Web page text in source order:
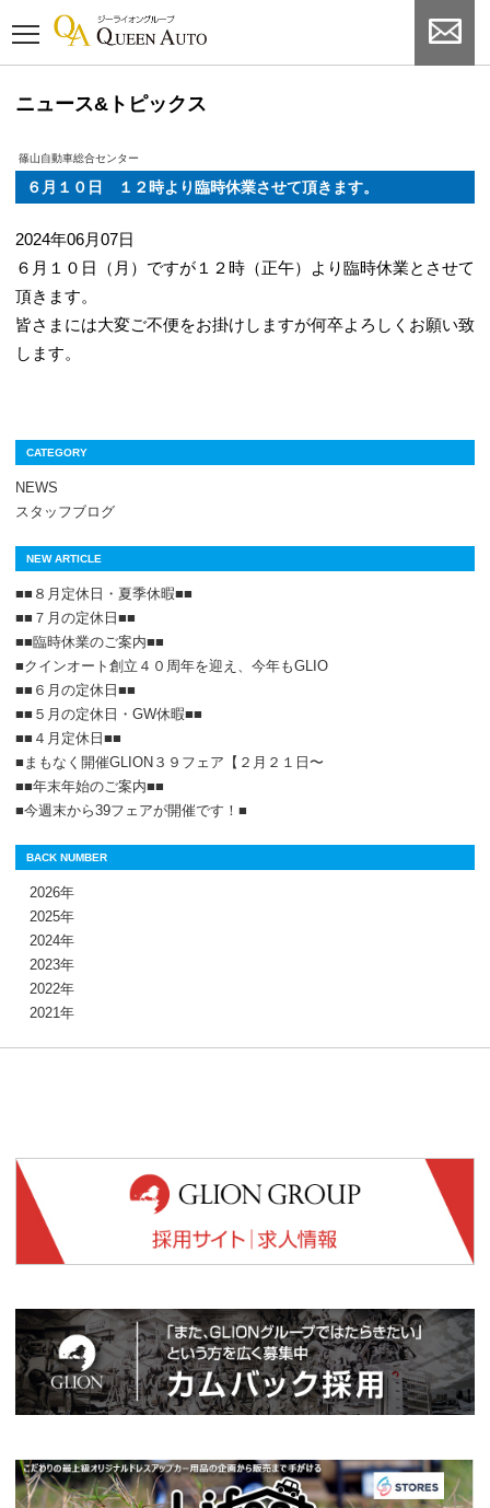
ニュース&トピックス
篠山自動車総合センター
６月１０日 １２時より臨時休業させて頂きます。
2024年06月07日
６月１０日（月）ですが１２時（正午）より臨時休業とさせて
頂きます。
皆さまには大変ご不便をお掛けしますが何卒よろしくお願い致
します。
CATEGORY
NEWS
スタッフブログ
NEW ARTICLE
■■８月定休日・夏季休暇■■
■■７月の定休日■■
■■臨時休業のご案内■■
■クインオート創立４０周年を迎え、今年もGLIO
■■６月の定休日■■
■■５月の定休日・GW休暇■■
■■４月定休日■■
■まもなく開催GLION３９フェア【２月２１日〜
■■年末年始のご案内■■
■今週末から39フェアが開催です！■
BACK NUMBER
2026年
2025年
2024年
2023年
2022年
2021年